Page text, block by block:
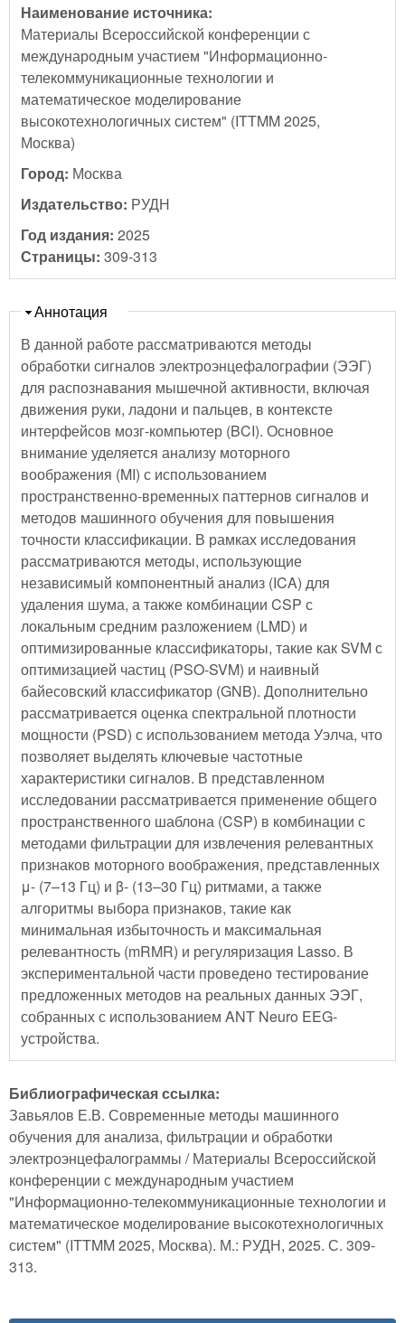
Наименование источника:
Материалы Всероссийской конференции с
международным участием "Информационно-
телекоммуникационные технологии и
математическое моделирование
высокотехнологичных систем" (ITTMM 2025,
Москва)
Город: Москва
Издательство: РУДН
Год издания: 2025
Страницы: 309-313
Скрыть
Аннотация
В данной работе рассматриваются методы
обработки сигналов электроэнцефалографии (ЭЭГ)
для распознавания мышечной активности, включая
движения руки, ладони и пальцев, в контексте
интерфейсов мозг-компьютер (BCI). Основное
внимание уделяется анализу моторного
воображения (MI) с использованием
пространственно-временных паттернов сигналов и
методов машинного обучения для повышения
точности классификации. В рамках исследования
рассматриваются методы, использующие
независимый компонентный анализ (ICA) для
удаления шума, а также комбинации CSP с
локальным средним разложением (LMD) и
оптимизированные классификаторы, такие как SVM с
оптимизацией частиц (PSO-SVM) и наивный
байесовский классификатор (GNB). Дополнительно
рассматривается оценка спектральной плотности
мощности (PSD) с использованием метода Уэлча, что
позволяет выделять ключевые частотные
характеристики сигналов. В представленном
исследовании рассматривается применение общего
пространственного шаблона (CSP) в комбинации с
методами фильтрации для извлечения релевантных
признаков моторного воображения, представленных
μ- (7–13 Гц) и β- (13–30 Гц) ритмами, а также
алгоритмы выбора признаков, такие как
минимальная избыточность и максимальная
релевантность (mRMR) и регуляризация Lasso. В
экспериментальной части проведено тестирование
предложенных методов на реальных данных ЭЭГ,
собранных с использованием ANT Neuro EEG-
устройства.
Библиографическая ссылка:
Завьялов Е.В. Современные методы машинного
обучения для анализа, фильтрации и обработки
электроэнцефалограммы / Материалы Всероссийской
конференции с международным участием
"Информационно-телекоммуникационные технологии и
математическое моделирование высокотехнологичных
систем" (ITTMM 2025, Москва). М.: РУДН, 2025. С. 309-
313.